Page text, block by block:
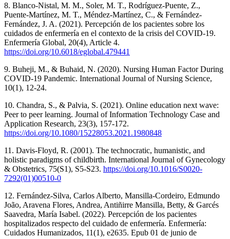
8. Blanco-Nistal, M. M., Soler, M. T., Rodríguez-Puente, Z.,
Puente-Martínez, M. T., Méndez-Martínez, C., & Fernández-
Fernández, J. A. (2021). Percepción de los pacientes sobre los
cuidados de enfermería en el contexto de la crisis del COVID-19.
Enfermería Global, 20(4), Article 4.
https://doi.org/10.6018/eglobal.479441
9. Buheji, M., & Buhaid, N. (2020). Nursing Human Factor During
COVID-19 Pandemic. International Journal of Nursing Science,
10(1), 12-24.
10. Chandra, S., & Palvia, S. (2021). Online education next wave:
Peer to peer learning. Journal of Information Technology Case and
Application Research, 23(3), 157-172.
https://doi.org/10.1080/15228053.2021.1980848
11. Davis-Floyd, R. (2001). The technocratic, humanistic, and
holistic paradigms of childbirth. International Journal of Gynecology
& Obstetrics, 75(S1), S5-S23. https://doi.org/10.1016/S0020-
7292(01)00510-0
12. Fernández-Silva, Carlos Alberto, Mansilla-Cordeiro, Edmundo
João, Aravena Flores, Andrea, Antiñirre Mansilla, Betty, & Garcés
Saavedra, María Isabel. (2022). Percepción de los pacientes
hospitalizados respecto del cuidado de enfermería. Enfermería:
Cuidados Humanizados, 11(1), e2635. Epub 01 de junio de